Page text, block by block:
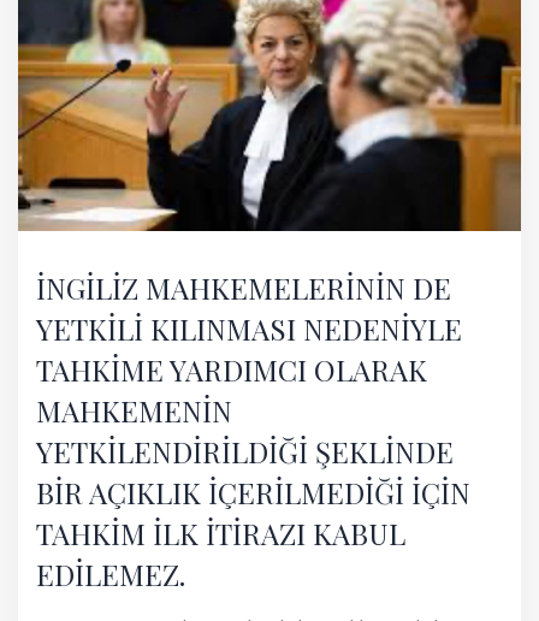
İNGİLİZ MAHKEMELERİNİN DE
YETKİLİ KILINMASI NEDENİYLE
TAHKİME YARDIMCI OLARAK
MAHKEMENİN
YETKİLENDİRİLDİĞİ ŞEKLİNDE
BİR AÇIKLIK İÇERİLMEDİĞİ İÇİN
TAHKİM İLK İTİRAZI KABUL
EDİLEMEZ.